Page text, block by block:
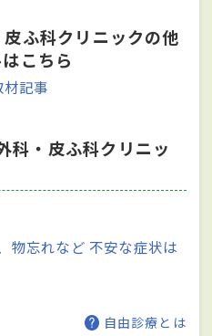
ふ科クリニックの他
こちら
記事
科・皮ふ科クリニッ
物忘れなど 不安な症状は
自由診療とは